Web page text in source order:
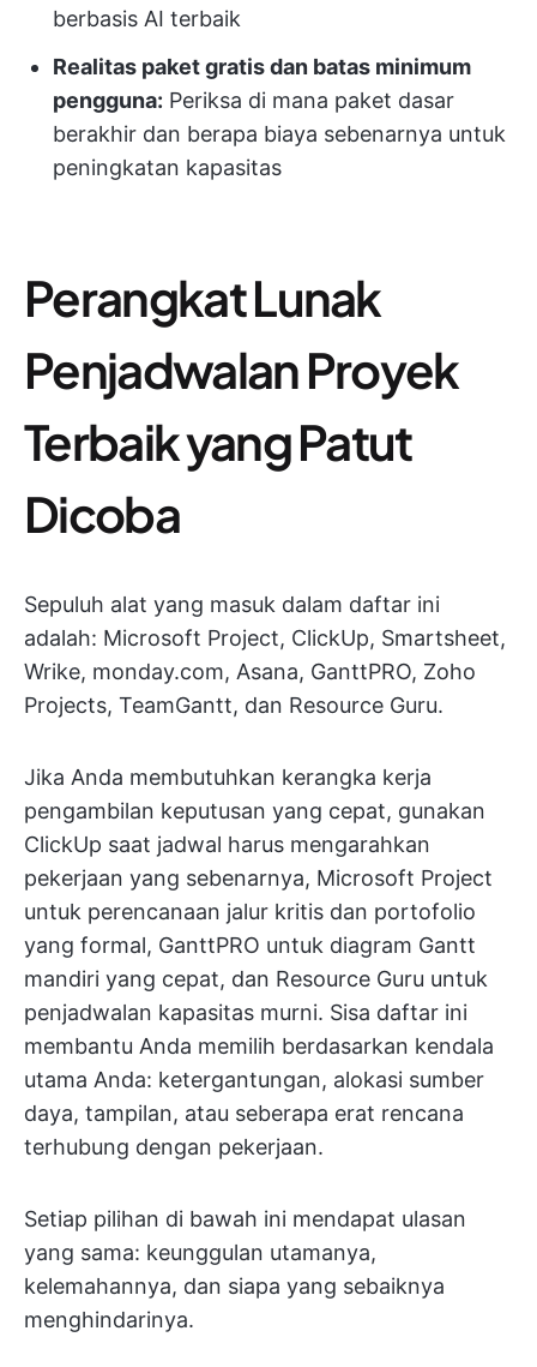
berbasis AI terbaik
Realitas paket gratis dan batas minimum
pengguna: Periksa di mana paket dasar
berakhir dan berapa biaya sebenarnya untuk
peningkatan kapasitas
Perangkat Lunak
Penjadwalan Proyek
Terbaik yang Patut
Dicoba
Sepuluh alat yang masuk dalam daftar ini
adalah: Microsoft Project, ClickUp, Smartsheet,
Wrike, monday.com, Asana, GanttPRO, Zoho
Projects, TeamGantt, dan Resource Guru.
Jika Anda membutuhkan kerangka kerja
pengambilan keputusan yang cepat, gunakan
ClickUp saat jadwal harus mengarahkan
pekerjaan yang sebenarnya, Microsoft Project
untuk perencanaan jalur kritis dan portofolio
yang formal, GanttPRO untuk diagram Gantt
mandiri yang cepat, dan Resource Guru untuk
penjadwalan kapasitas murni. Sisa daftar ini
membantu Anda memilih berdasarkan kendala
utama Anda: ketergantungan, alokasi sumber
daya, tampilan, atau seberapa erat rencana
terhubung dengan pekerjaan.
Setiap pilihan di bawah ini mendapat ulasan
yang sama: keunggulan utamanya,
kelemahannya, dan siapa yang sebaiknya
menghindarinya.